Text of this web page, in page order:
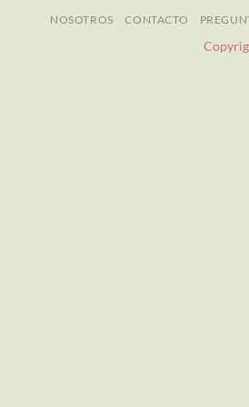
NOSOTROS CONTACTO